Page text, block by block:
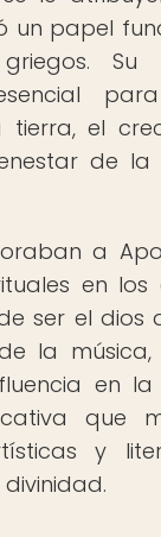
un papel
Su
el
de la
a
en
ser el dios
la
en
que
y